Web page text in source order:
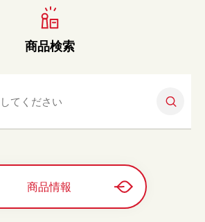
商品検索
商品情報